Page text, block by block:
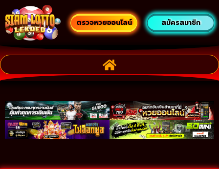
ตรวจหวยออนไลน์ สมัครสมาชิก